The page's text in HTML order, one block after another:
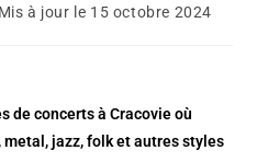
Mis à jour le 15 octobre 2024
de concerts à Cracovie où
jazz, folk et autres styles